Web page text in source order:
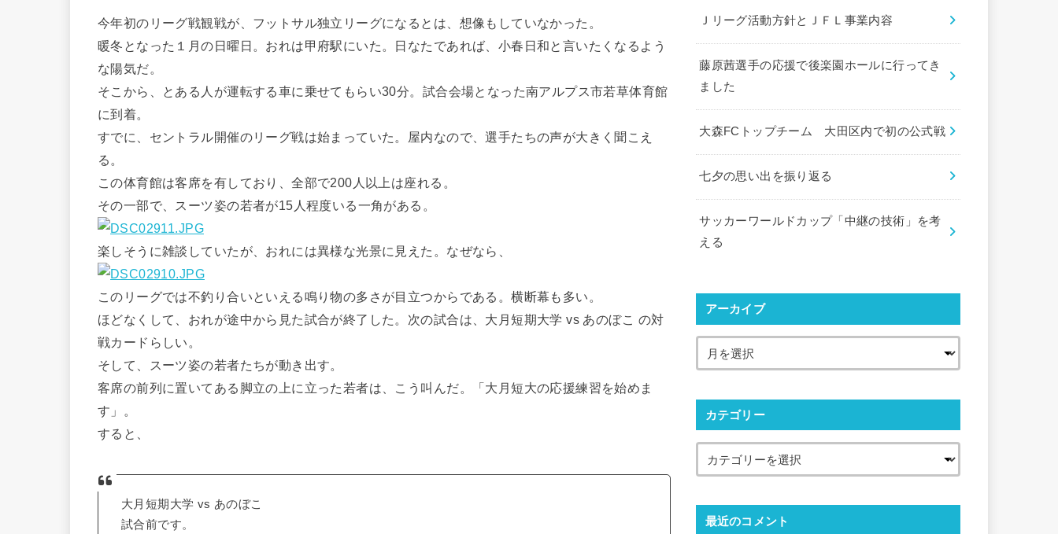
今年初のリーグ戦観戦が、フットサル独立リーグになるとは、想像もしていなかった。
暖冬となった１月の日曜日。おれは甲府駅にいた。日なたであれば、小春日和と言いたくなるよう
な陽気だ。
そこから、とある人が運転する車に乗せてもらい30分。試合会場となった南アルプス市若草体育館
に到着。
すでに、セントラル開催のリーグ戦は始まっていた。屋内なので、選手たちの声が大きく聞こえ
る。
この体育館は客席を有しており、全部で200人以上は座れる。
その一部で、スーツ姿の若者が15人程度いる一角がある。
楽しそうに雑談していたが、おれには異様な光景に見えた。なぜなら、
このリーグでは不釣り合いといえる鳴り物の多さが目立つからである。横断幕も多い。
ほどなくして、おれが途中から見た試合が終了した。次の試合は、大月短期大学 vs あのぼこ の対
戦カードらしい。
そして、スーツ姿の若者たちが動き出す。
客席の前列に置いてある脚立の上に立った若者は、こう叫んだ。「大月短大の応援練習を始めま
す」。
すると、
大月短期大学 vs あのぼこ
試合前です。
Ｊリーグ活動方針とＪＦＬ事業内容
藤原茜選手の応援で後楽園ホールに行ってき
ました
大森FCトップチーム 大田区内で初の公式戦
七夕の思い出を振り返る
サッカーワールドカップ「中継の技術」を考
える
アーカイブ
カテゴリー
最近のコメント